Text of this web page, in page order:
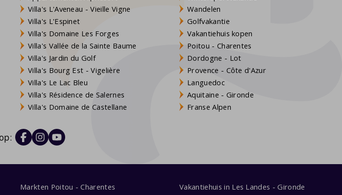
Villa's L'Aveneau - Vieille Vigne
Villa's L'Espinet
Villa's Domaine Les Forges
Villa's Vallée de la Sainte Baume
Villa's Jardin du Golf
Villa's Bourg Est - Vigelière
Villa's Le Lac Bleu
Villa's Résidence de Salernes
Villa's Domaine de Castellane
Wandelen
Golfvakantie
Vakantiehuis kopen
Poitou - Charentes
Dordogne - Lot
Provence - Côte d'Azur
Languedoc
Aquitaine - Gironde
Franse Alpen
Markten Poitou - Charentes Vakantiehuis in Les Landes - Gironde